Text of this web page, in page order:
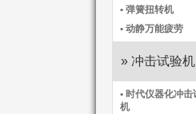
• 弹簧扭转机
• 动静万能疲劳
» 冲击试验机
• 时代仪器化冲击
机​